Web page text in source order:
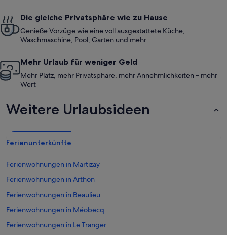
Die gleiche Privatsphäre wie zu Hause
Genieße Vorzüge wie eine voll ausgestattete Küche,
Waschmaschine, Pool, Garten und mehr
Mehr Urlaub für weniger Geld
Mehr Platz, mehr Privatsphäre, mehr Annehmlichkeiten – mehr
Wert
Weitere Urlaubsideen
Ferienunterkünfte
Ferienwohnungen in Martizay
Ferienwohnungen in Arthon
Ferienwohnungen in Beaulieu
Ferienwohnungen in Méobecq
Ferienwohnungen in Le Tranger